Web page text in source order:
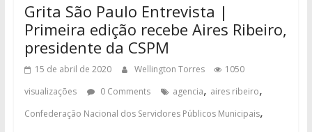
Grita São Paulo Entrevista |
Primeira edição recebe Aires Ribeiro,
presidente da CSPM
15 de abril de 2020 Wellington Torres
1050
visualizações
0 Comments agencia, aires ribeiro,
Confederação Nacional dos Servidores Públicos Municipais,